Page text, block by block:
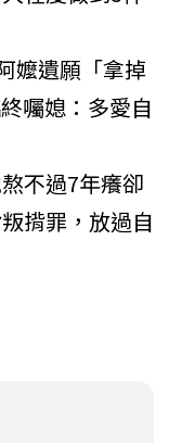
嬤遺願「拿掉
囑媳：多愛自
不過7年癢卻
揹罪，放過自